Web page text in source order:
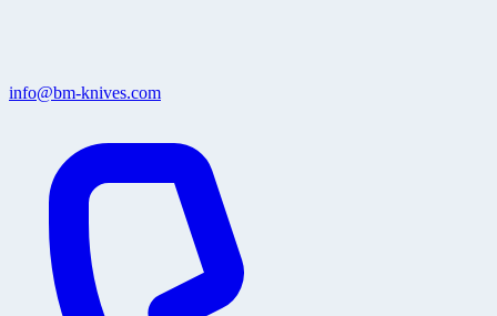
info@bm-knives.com